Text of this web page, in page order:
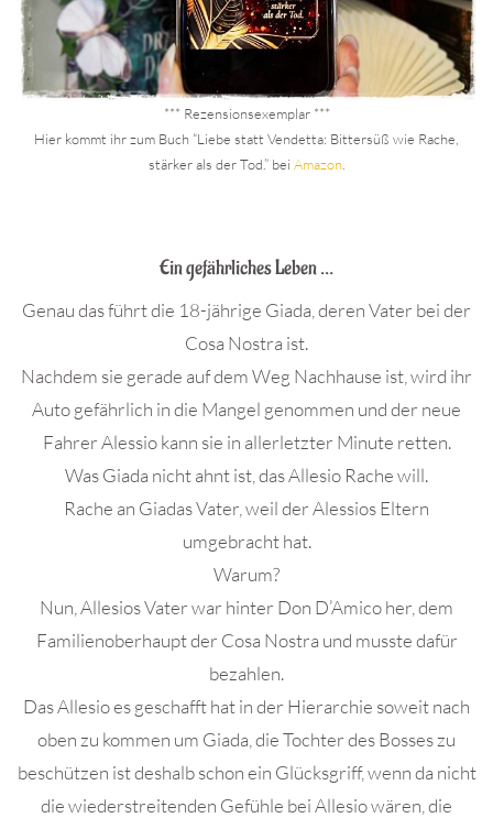
*** Rezensionsexemplar ***
Hier kommt ihr zum Buch “Liebe statt Vendetta: Bittersüß wie Rache,
stärker als der Tod.” bei Amazon.
Ein gefährliches Leben …
Genau das führt die 18-jährige Giada, deren Vater bei der
Cosa Nostra ist.
Nachdem sie gerade auf dem Weg Nachhause ist, wird ihr
Auto gefährlich in die Mangel genommen und der neue
Fahrer Alessio kann sie in allerletzter Minute retten.
Was Giada nicht ahnt ist, das Allesio Rache will.
Rache an Giadas Vater, weil der Alessios Eltern
umgebracht hat.
Warum?
Nun, Allesios Vater war hinter Don D’Amico her, dem
Familienoberhaupt der Cosa Nostra und musste dafür
bezahlen.
Das Allesio es geschafft hat in der Hierarchie soweit nach
oben zu kommen um Giada, die Tochter des Bosses zu
beschützen ist deshalb schon ein Glücksgriff, wenn da nicht
die wiederstreitenden Gefühle bei Allesio wären, die